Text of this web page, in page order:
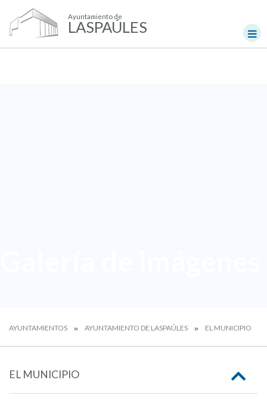
Ayuntamiento de
LASPAÚLES
AYUNTAMIENTOS AYUNTAMIENTO DE LASPAÚLES EL MUNICIPIO
EL MUNICIPIO